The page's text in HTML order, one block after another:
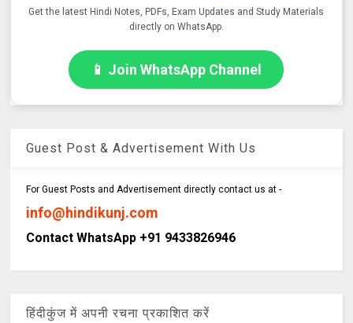
Get the latest Hindi Notes, PDFs, Exam Updates and Study Materials
directly on WhatsApp.
📱 Join WhatsApp Channel
Guest Post & Advertisement With Us
For Guest Posts and Advertisement directly contact us at -
info@hindikunj.com
Contact WhatsApp +91 9433826946
हिंदीकुंज में अपनी रचना प्रकाशित करें